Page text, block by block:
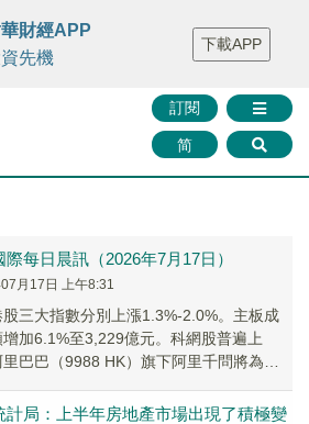
FINMETA 財華證券 媒體矩陣
智庫沙龍
聯絡我們
訂閱
简
財經APP
先機
下載APP
際每日晨訊（2026年7月17日）
月17日 上午8:31
三大指數分別上漲1.3%-2.0%。主板成
加6.1%至3,229億元。科網股普遍上
巴巴（9988 HK）旗下阿里千問將為蘋
計局：上半年房地產市場出現了積極變